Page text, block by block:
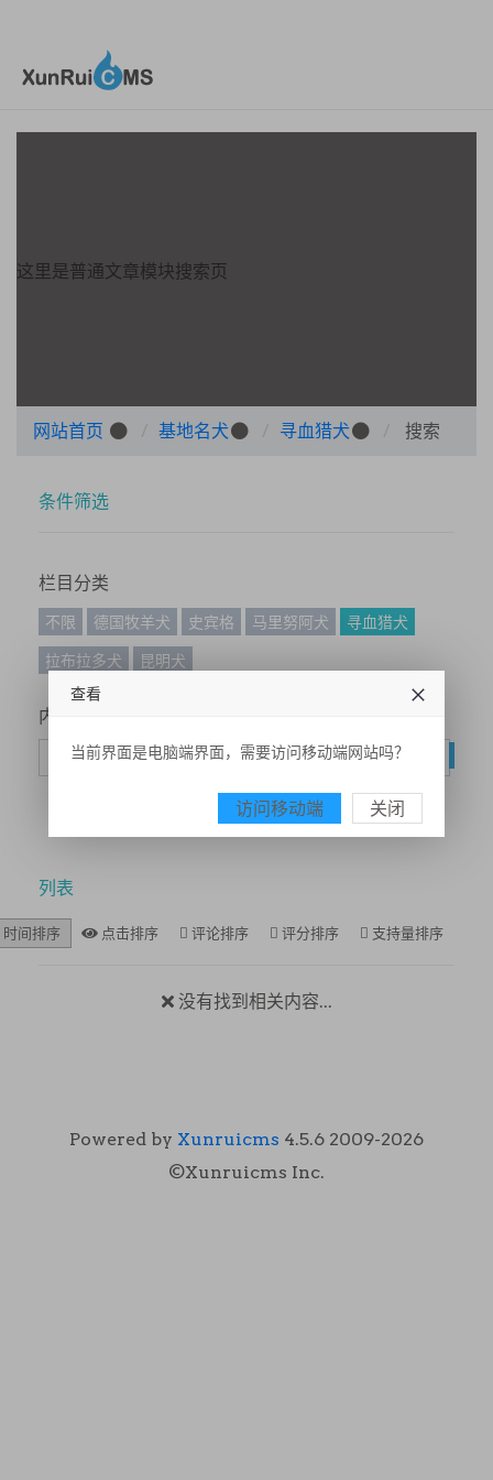
这里是普通文章模块搜索页
网站首页 基地名犬 寻血猎犬 搜索
条件筛选
栏目分类
不限
德国牧羊犬 史宾格 马里努阿犬
寻血猎犬
拉布拉多犬
昆明犬
内容搜索
列表
时间排序 点击排序 评论排序 评分排序 支持量排序
没有找到相关内容...
Powered by Xunruicms 4.5.6 2009-2026
©Xunruicms Inc.
查看
当前界面是电脑端界面，需要访问移动端网站吗？
访问移动端 关闭